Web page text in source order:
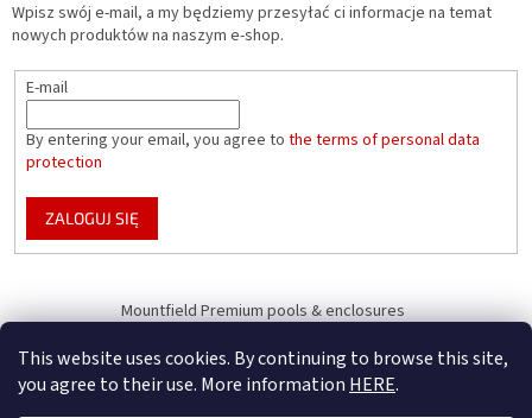
This website uses cookies. By continuing to browse this site,
you agree to their use. More information HERE.
Wpisz swój e-mail, a my będziemy przesyłać ci informacje na temat
nowych produktów na naszym e-shop.
E-mail
By entering your email, you agree to the terms of personal data
protection
ZALOGUJ SIĘ
Mountfield Premium pools & enclosures